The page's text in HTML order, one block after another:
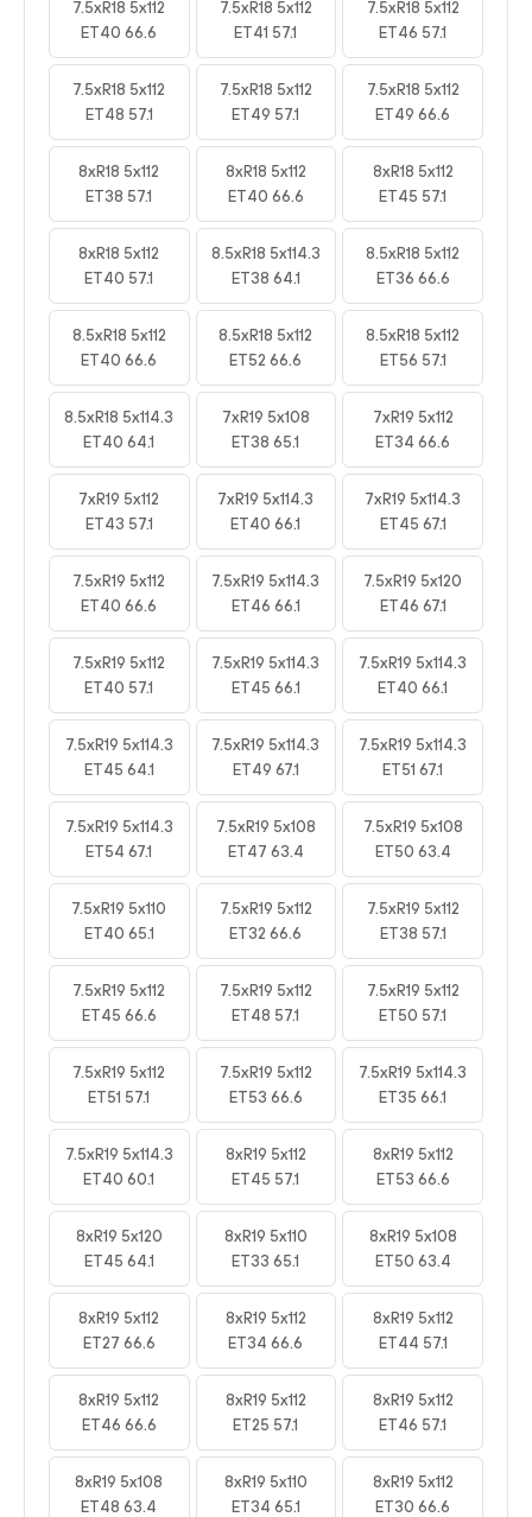
7.5xR18 5x112
ET40 66.6
7.5xR18 5x112
ET41 57.1
7.5xR18 5x112
ET46 57.1
7.5xR18 5x112
ET48 57.1
7.5xR18 5x112
ET49 57.1
7.5xR18 5x112
ET49 66.6
8xR18 5x112
ET38 57.1
8xR18 5x112
ET40 66.6
8xR18 5x112
ET45 57.1
8xR18 5x112
ET40 57.1
8.5xR18 5x114.3
ET38 64.1
8.5xR18 5x112
ET36 66.6
8.5xR18 5x112
ET40 66.6
8.5xR18 5x112
ET52 66.6
8.5xR18 5x112
ET56 57.1
8.5xR18 5x114.3
ET40 64.1
7xR19 5x108
ET38 65.1
7xR19 5x112
ET34 66.6
7xR19 5x112
ET43 57.1
7xR19 5x114.3
ET40 66.1
7xR19 5x114.3
ET45 67.1
7.5xR19 5x112
ET40 66.6
7.5xR19 5x114.3
ET46 66.1
7.5xR19 5x120
ET46 67.1
7.5xR19 5x112
ET40 57.1
7.5xR19 5x114.3
ET45 66.1
7.5xR19 5x114.3
ET40 66.1
7.5xR19 5x114.3
ET45 64.1
7.5xR19 5x114.3
ET49 67.1
7.5xR19 5x114.3
ET51 67.1
7.5xR19 5x114.3
ET54 67.1
7.5xR19 5x108
ET47 63.4
7.5xR19 5x108
ET50 63.4
7.5xR19 5x110
ET40 65.1
7.5xR19 5x112
ET32 66.6
7.5xR19 5x112
ET38 57.1
7.5xR19 5x112
ET45 66.6
7.5xR19 5x112
ET48 57.1
7.5xR19 5x112
ET50 57.1
7.5xR19 5x112
ET51 57.1
7.5xR19 5x112
ET53 66.6
7.5xR19 5x114.3
ET35 66.1
7.5xR19 5x114.3
ET40 60.1
8xR19 5x112
ET45 57.1
8xR19 5x112
ET53 66.6
8xR19 5x120
ET45 64.1
8xR19 5x110
ET33 65.1
8xR19 5x108
ET50 63.4
8xR19 5x112
ET27 66.6
8xR19 5x112
ET34 66.6
8xR19 5x112
ET44 57.1
8xR19 5x112
ET46 66.6
8xR19 5x112
ET25 57.1
8xR19 5x112
ET46 57.1
8xR19 5x108
ET48 63.4
8xR19 5x110
ET34 65.1
8xR19 5x112
ET30 66.6